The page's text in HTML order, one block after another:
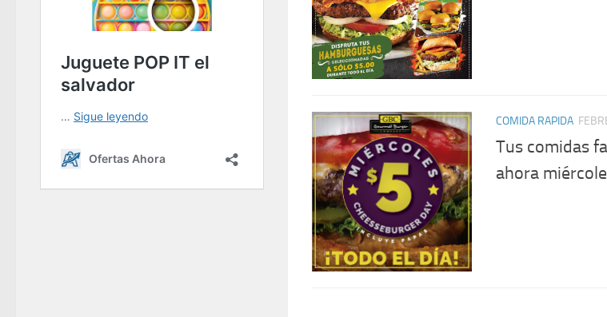
COMIDA RAPIDA
Tus comidas
ahora